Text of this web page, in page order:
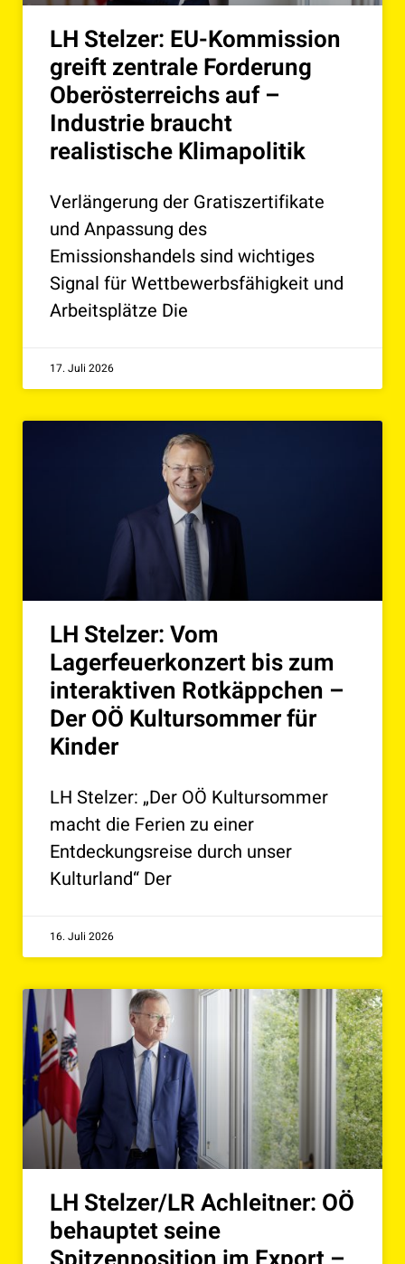
LH Stelzer: EU-Kommission
greift zentrale Forderung
Oberösterreichs auf –
Industrie braucht
realistische Klimapolitik
Verlängerung der Gratiszertifikate
und Anpassung des
Emissionshandels sind wichtiges
Signal für Wettbewerbsfähigkeit und
Arbeitsplätze Die
17. Juli 2026
LH Stelzer: Vom
Lagerfeuerkonzert bis zum
interaktiven Rotkäppchen –
Der OÖ Kultursommer für
Kinder
LH Stelzer: „Der OÖ Kultursommer
macht die Ferien zu einer
Entdeckungsreise durch unser
Kulturland“ Der
16. Juli 2026
LH Stelzer/LR Achleitner: OÖ
behauptet seine